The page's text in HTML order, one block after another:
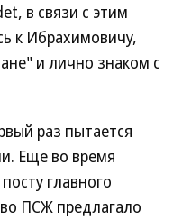
в связи с этим
к Ибрахимовичу,
и лично знаком с
раз пытается
Еще во время
главного
ПСЖ предлагало